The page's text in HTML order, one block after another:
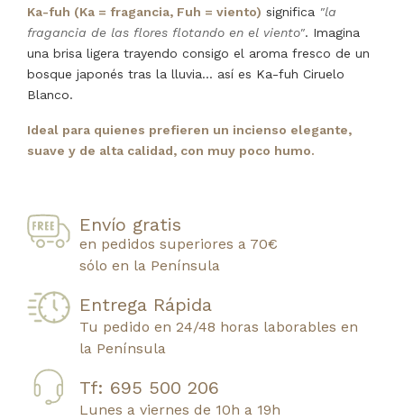
Ka-fuh (Ka = fragancia, Fuh = viento) significa "la
fragancia de las flores flotando en el viento". Imagina
una brisa ligera trayendo consigo el aroma fresco de un
bosque japonés tras la lluvia... así es Ka-fuh Ciruelo
Blanco.
Ideal para quienes prefieren un incienso elegante,
suave y de alta calidad, con muy poco humo.
Envío gratis
en pedidos superiores a 70€
sólo en la Península
Entrega Rápida
Tu pedido en 24/48 horas laborables en
la Península
Tf: 695 500 206
Lunes a viernes de 10h a 19h